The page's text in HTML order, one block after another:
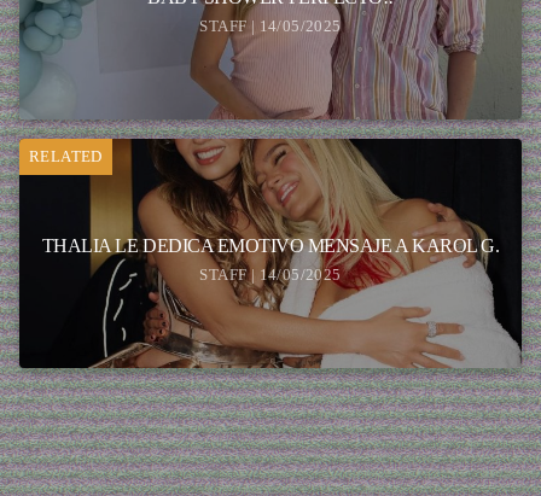
STAFF | 14/05/2025
RELATED
THALIA LE DEDICA EMOTIVO MENSAJE A KAROL G.
STAFF | 14/05/2025